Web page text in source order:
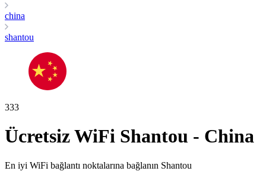
china
shantou
333
Ücretsiz WiFi Shantou - China
En iyi WiFi bağlantı noktalarına bağlanın Shantou